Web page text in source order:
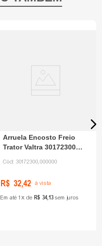
Arruela Encosto Freio
Trator Valtra 30172300
Cód: 30172300,000000
R$ 32,42 à vista
Em até 1 de R$ 34,13 sem juros